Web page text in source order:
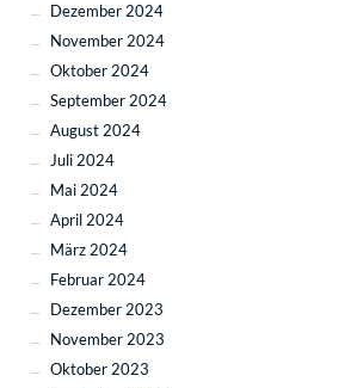
Dezember 2024
November 2024
Oktober 2024
September 2024
August 2024
Juli 2024
Mai 2024
April 2024
März 2024
Februar 2024
Dezember 2023
November 2023
Oktober 2023